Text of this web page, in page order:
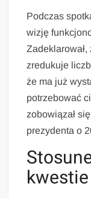
Podczas
wizję
zredukuje
że ma już
potrzebować
zobowiązał
prezydenta o